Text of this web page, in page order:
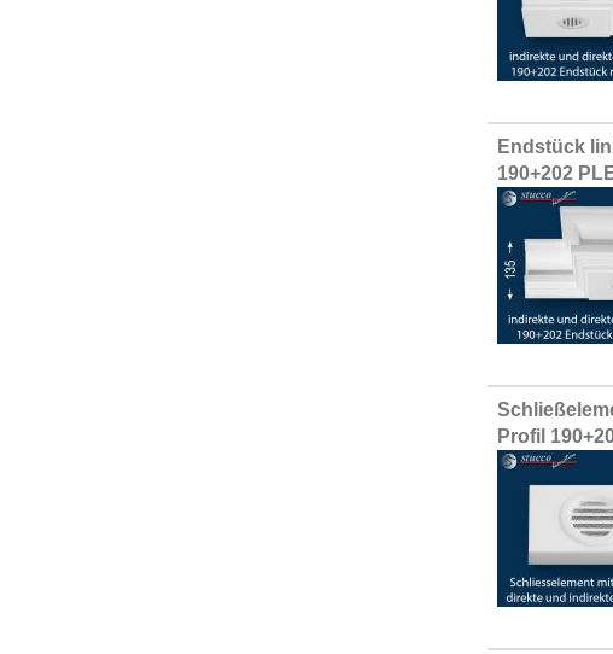
Endstück
190+202
Profil